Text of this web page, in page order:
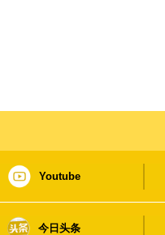
Youtube
今日头条